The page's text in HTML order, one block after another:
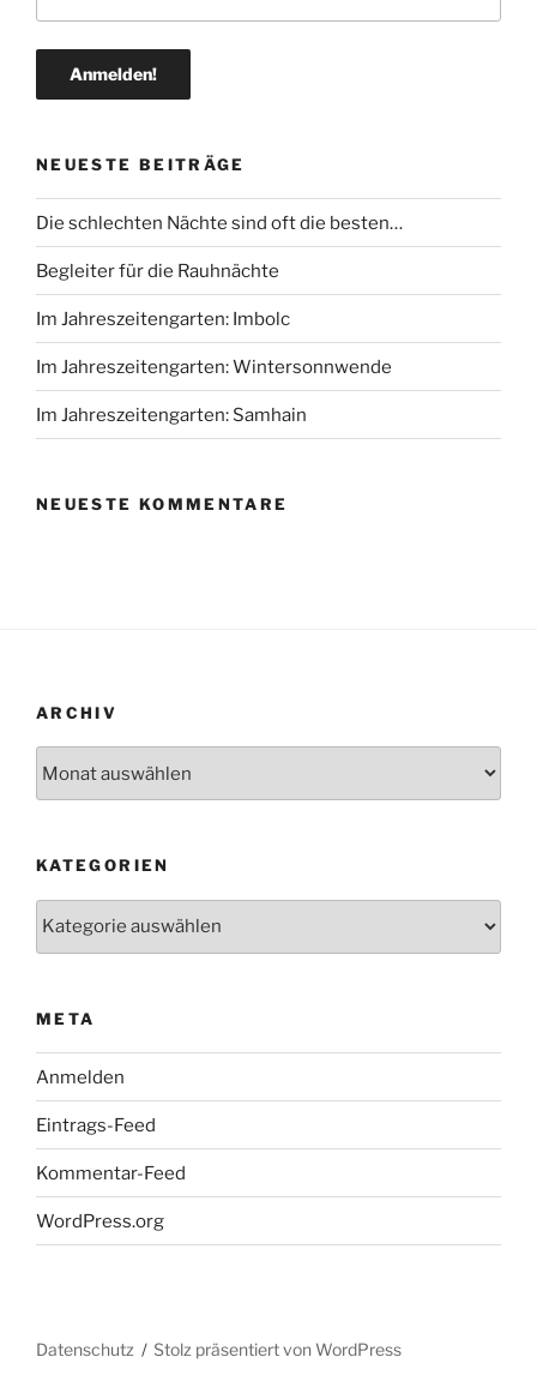
NEUESTE BEITRÄGE
Die schlechten Nächte sind oft die besten…
Begleiter für die Rauhnächte
Im Jahreszeitengarten: Imbolc
Im Jahreszeitengarten: Wintersonnwende
Im Jahreszeitengarten: Samhain
NEUESTE KOMMENTARE
ARCHIV
KATEGORIEN
META
Anmelden
Eintrags-Feed
Kommentar-Feed
WordPress.org
Datenschutz Stolz präsentiert von WordPress